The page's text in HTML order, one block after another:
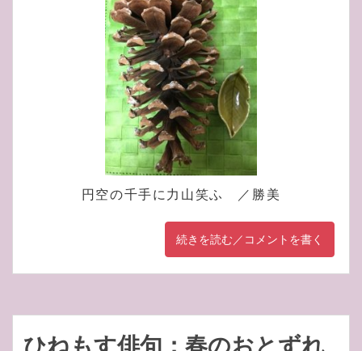
円空の千手に力山笑ふ ／勝美
続きを読む／コメントを書く
ひねもす俳句：春のおとずれ